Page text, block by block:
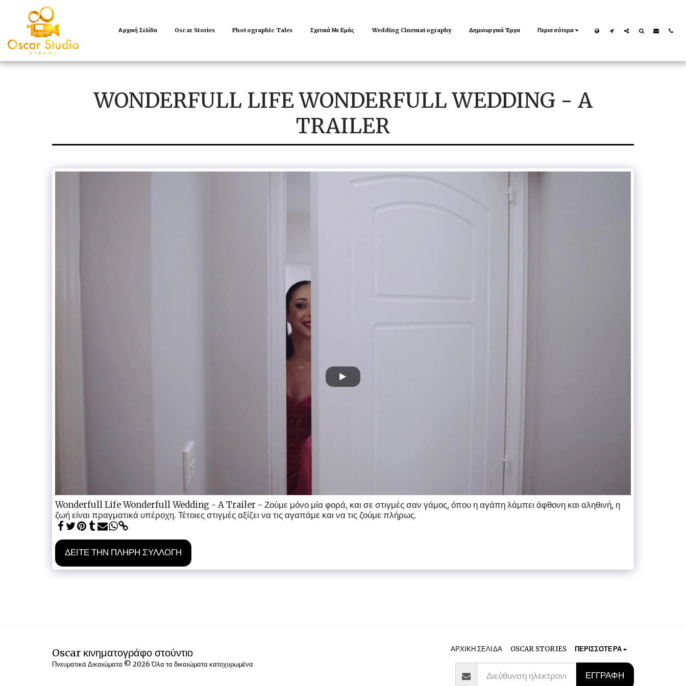
Αρχική Σελίδα Oscar Stories Photographic Tales Σχετικά Με Εμάς Wedding Cinematography Δημιουργικά Έργα Περισσότερα
WONDERFULL LIFE WONDERFULL WEDDING - A
TRAILER
Wonderfull Life Wonderfull Wedding - A Trailer - Ζούμε μόνο μία φορά, και σε στιγμές σαν γάμος, όπου η αγάπη λάμπει άφθονη και αληθινή, η
ζωή είναι πραγματικά υπέροχη. Τέτοιες στιγμές αξίζει να τις αγαπάμε και να τις ζούμε πλήρως.
ΔΕΊΤΕ ΤΗΝ ΠΛΉΡΗ ΣΥΛΛΟΓΉ
Oscar κινηματογράφο στούντιο
Πνευματικά Δικαιώματα © 2026 Όλα τα δικαιώματα κατοχυρωμένα
ΑΡΧΙΚΉ ΣΕΛΊΔΑ OSCAR STORIES ΠΕΡΙΣΣΌΤΕΡΑ
ΕΓΓΡΑΦΉ